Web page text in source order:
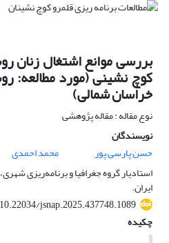
بررسی موانع اشتغال زنان
کوچ نشینی (مورد مطالعه:
خراسان شمالی)
نوع مقاله : مقاله پژوهشی
نویسندگان
حسن پارسی پور
محمد احمدی
استادیار گروه جغرافیا و برنامه‌ریزی
ایران.
10.22034/jsnap.2025.437748.1089
چکیده